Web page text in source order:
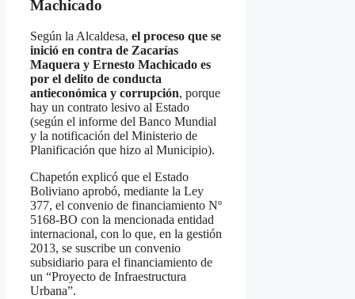
Machicado
Según la Alcaldesa, el proceso que se
inició en contra de Zacarías
Maquera y Ernesto Machicado es
por el delito de conducta
antieconómica y corrupción, porque
hay un contrato lesivo al Estado
(según el informe del Banco Mundial
y la notificación del Ministerio de
Planificación que hizo al Municipio).
Chapetón explicó que el Estado
Boliviano aprobó, mediante la Ley
377, el convenio de financiamiento Nº
5168-BO con la mencionada entidad
internacional, con lo que, en la gestión
2013, se suscribe un convenio
subsidiario para el financiamiento de
un “Proyecto de Infraestructura
Urbana”.